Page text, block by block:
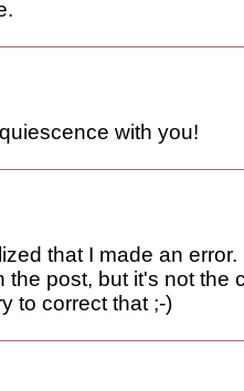
with you!
that I made an error.
the post, but it's not the
to correct that ;-)